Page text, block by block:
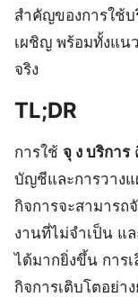
สำคัญของการใช้บ
เผชิญ พร้อมทั้งแน
จริง
TL;DR
การใช้ จุ ง บริการ
บัญชีและการวางแ
กิจการจะสามาร
งานที่ไม่จำเป็น แ
ได้มากยิ่งขึ้น การ
กิจการเติบโตอย่า